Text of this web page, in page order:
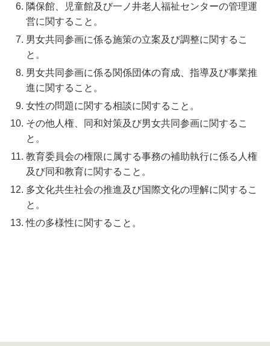
隣保館、児童館及び一ノ井老人福祉センターの管理運
営に関すること。
男女共同参画に係る施策の立案及び調整に関するこ
と。
男女共同参画に係る関係団体の育成、指導及び事業推
進に関すること。
女性の問題に関する相談に関すること。
その他人権、同和対策及び男女共同参画に関するこ
と。
教育委員会の権限に属する事務の補助執行に係る人権
及び同和教育に関すること。
多文化共生社会の推進及び国際文化の理解に関するこ
と。
性の多様性に関すること。